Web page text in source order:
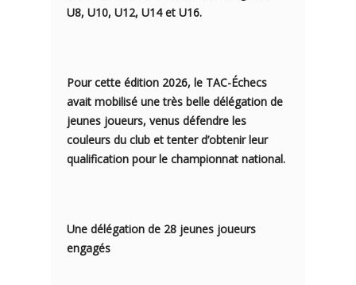
U8, U10, U12, U14 et U16.
Pour cette édition 2026, le TAC-Échecs
avait mobilisé une très belle délégation de
jeunes joueurs, venus défendre les
couleurs du club et tenter d’obtenir leur
qualification pour le championnat national.
Une délégation de 28 jeunes joueurs
engagés